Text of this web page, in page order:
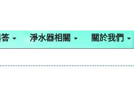
答 淨水器相關 關於我們